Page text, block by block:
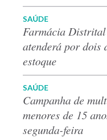
SAÚDE
Farmácia Distrital
atenderá por dois
estoque
SAÚDE
Campanha de
menores de 15
segunda-feira